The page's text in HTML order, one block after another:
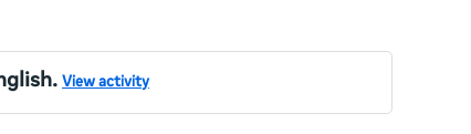
View activity